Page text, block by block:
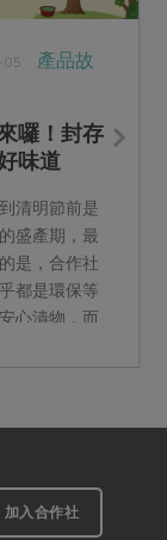
產品故
囉！封存
味道
清明節前是
盛產期，最
是，合作社
都是環保等
心漬物，而
作手法，快
滋味封存進
加入合作社